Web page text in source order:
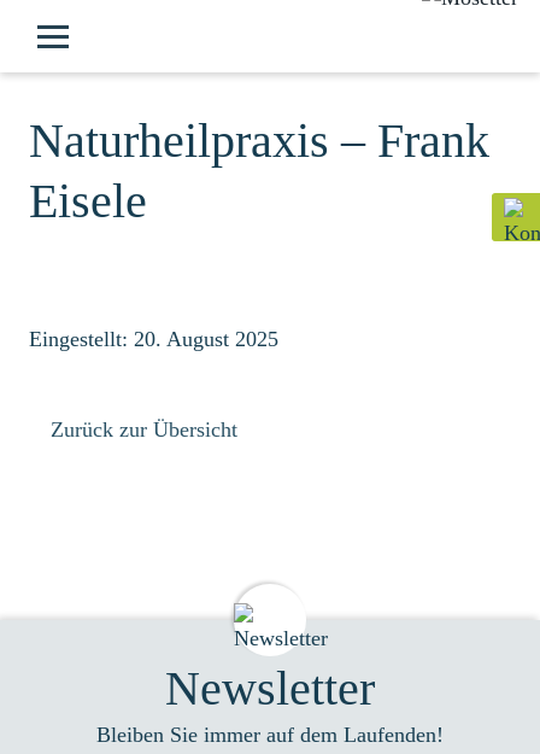
Naturheilpraxis – Frank
Eisele
Eingestellt: 20. August 2025
Zurück zur Übersicht
Newsletter
Bleiben Sie immer auf dem Laufenden!